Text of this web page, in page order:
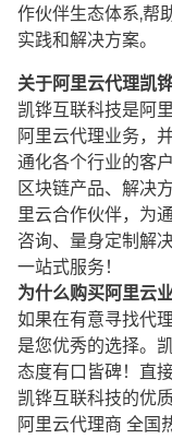
作伙伴生态体系,帮
实践和解决方案。
关于阿里云代理凯
凯铧互联科技是阿
阿里云代理业务，
通化各个行业的客
区块链产品、解决
里云合作伙伴，为
咨询、量身定制解
一站式服务！
为什么购买阿里云
如果在有意寻找代
是您优秀的选择。
态度有口皆碑！直
凯铧互联科技的优质
阿里云代理商 全国